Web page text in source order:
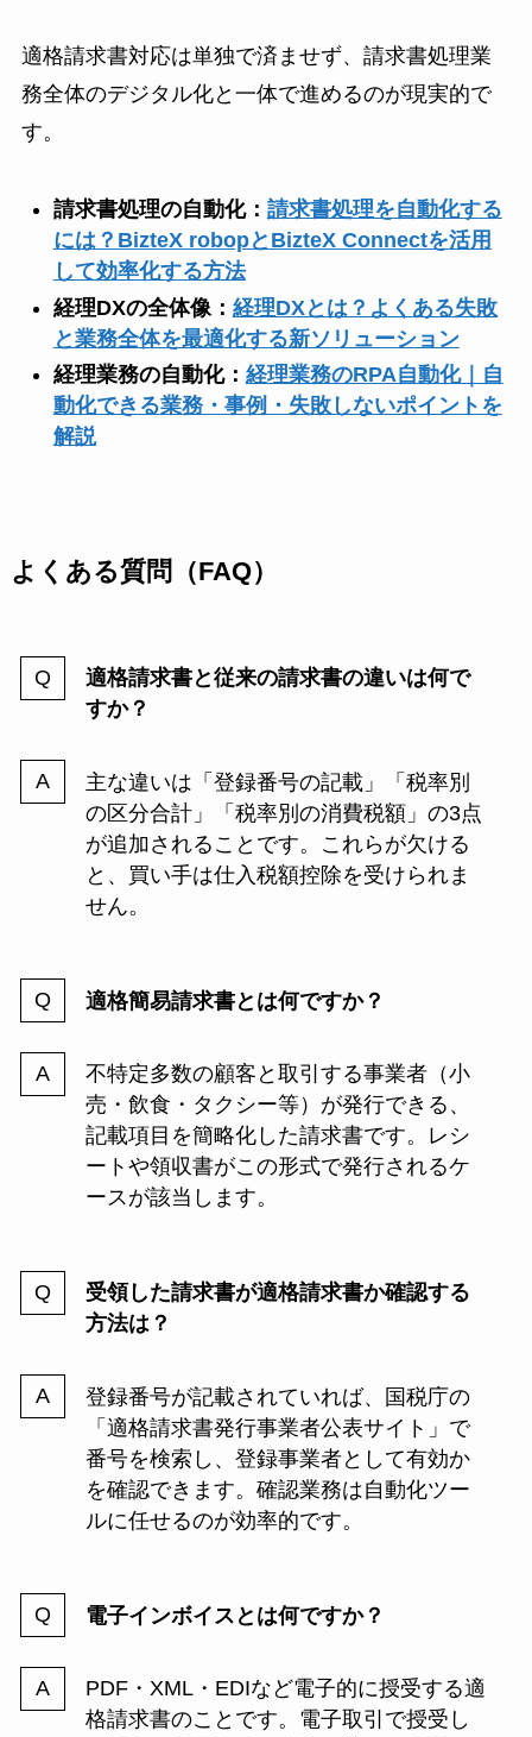
適格請求書対応は単独で済ませず、請求書処理業
務全体のデジタル化と一体で進めるのが現実的で
す。
請求書処理の自動化： 請求書処理を自動化する
には？BizteX robopとBizteX Connectを活用
して効率化する方法
経理DXの全体像： 経理DXとは？よくある失敗
と業務全体を最適化する新ソリューション
経理業務の自動化： 経理業務のRPA自動化｜自
動化できる業務・事例・失敗しないポイントを
解説
よくある質問（FAQ）
適格請求書と従来の請求書の違いは何で
すか？
主な違いは「登録番号の記載」「税率別
の区分合計」「税率別の消費税額」の3点
が追加されることです。これらが欠ける
と、買い手は仕入税額控除を受けられま
せん。
適格簡易請求書とは何ですか？
不特定多数の顧客と取引する事業者（小
売・飲食・タクシー等）が発行できる、
記載項目を簡略化した請求書です。レシ
ートや領収書がこの形式で発行されるケ
ースが該当します。
受領した請求書が適格請求書か確認する
方法は？
登録番号が記載されていれば、国税庁の
「適格請求書発行事業者公表サイト」で
番号を検索し、登録事業者として有効か
を確認できます。確認業務は自動化ツー
ルに任せるのが効率的です。
電子インボイスとは何ですか？
PDF・XML・EDIなど電子的に授受する適
格請求書のことです。電子取引で授受し